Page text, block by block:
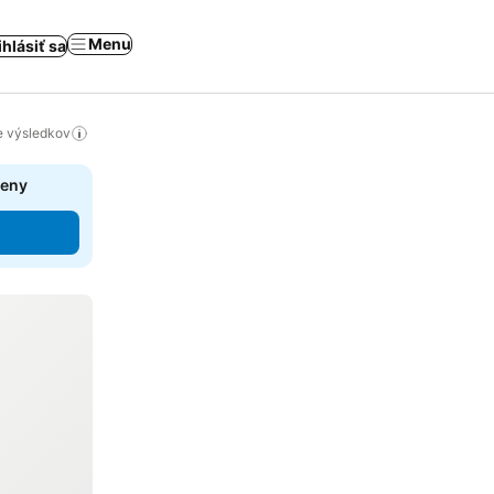
sa Menu
výsledkov